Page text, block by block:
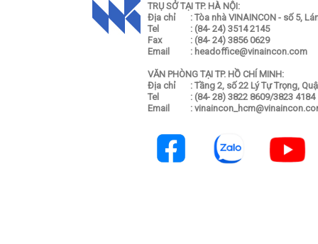
TRỤ SỞ TẠI TP. HÀ NỘI:
Địa chỉ
: Tòa nhà VINAINCON - số 5,
Tel
: (84- 24) 3514 2145
Fax
: (84- 24) 3856 0629
Email
: headoffice@vinaincon.com
VĂN PHÒNG TẠI TP. HỒ CHÍ MINH:
Địa chỉ
: Tầng 2, số 22 Lý Tự Trọng,
Tel
: (84- 28) 3822 8609/3823 4184
Email
: